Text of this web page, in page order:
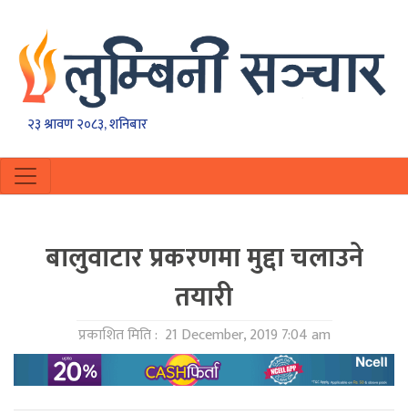
२३ श्रावण २०८३, शनिबार
बालुवाटार प्रकरणमा मुद्दा चलाउने
तयारी
प्रकाशित मिति : 21 December, 2019 7:04 am